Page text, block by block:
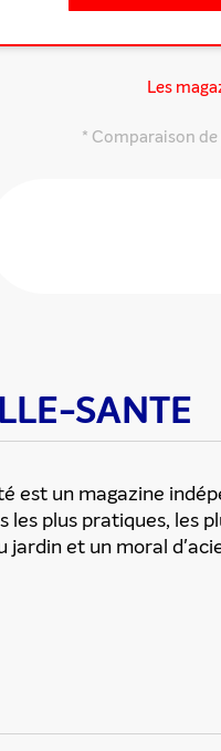
Les
* Comparaison
SANTE
est un magazine
plus pratiques, les
jardin et un moral